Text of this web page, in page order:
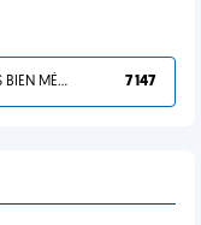
TU L'AS BIEN MÉRITÉ 7 147